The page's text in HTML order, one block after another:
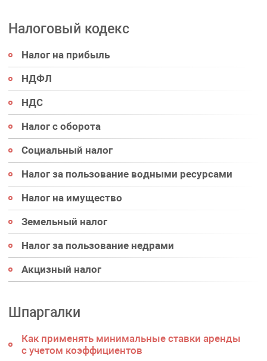
Налоговый кодекс
Налог на прибыль
НДФЛ
НДС
Налог с оборота
Социальный налог
Налог за пользование водными ресурсами
Налог на имущество
Земельный налог
Налог за пользование недрами
Акцизный налог
Шпаргалки
Как применять минимальные ставки аренды
с учетом коэффициентов